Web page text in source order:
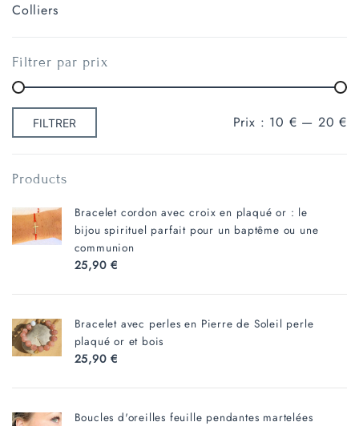
Colliers
Filtrer par prix
Prix
PrixFILTRER Prix : 10 € — 20 €
Products
Bracelet cordon avec croix en plaqué or : le
bijou spirituel parfait pour un baptême ou une
communion
25,90 €
Bracelet avec perles en Pierre de Soleil perle
plaqué or et bois
25,90 €
Boucles d'oreilles feuille pendantes martelées